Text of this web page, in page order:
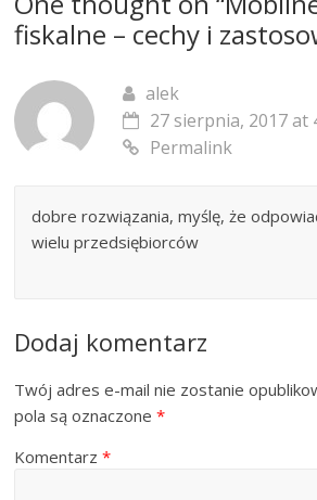
fiskalne – cechy i
alek
27 sierpnia, 2017 at
Permalink
dobre rozwiązania, myślę, że
wielu przedsiębiorców
Dodaj komentarz
Twój adres e-mail nie zostanie
pola są oznaczone*
Komentarz*